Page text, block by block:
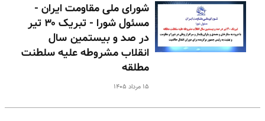
شورای ملی مقاومت ایران -
مسئول شورا - تبریک ۳۰ تیر
در صد و بیستمین سال
انقلاب مشروطه علیه سلطنت
مطلقه
۱۵ مرداد ۱۴۰۵